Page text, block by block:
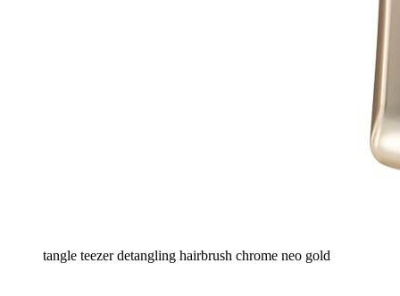
tangle teezer detangling hairbrush chrome neo gold